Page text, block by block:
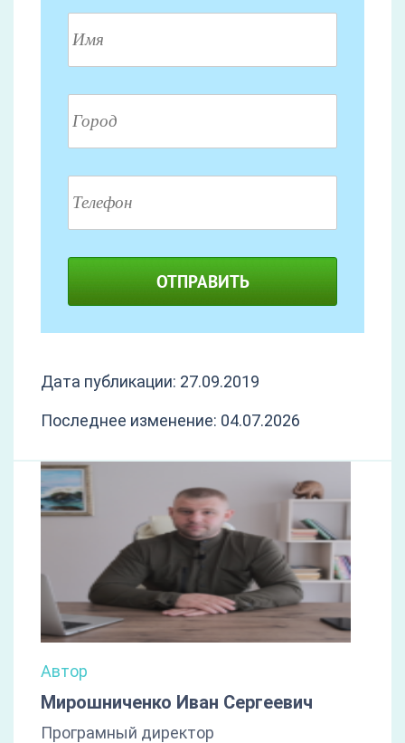
ОТПРАВИТЬ
Дата публикации: 27.09.2019
Последнее изменение: 04.07.2026
Автор
Мирошниченко Иван Сергеевич
Програмный директор